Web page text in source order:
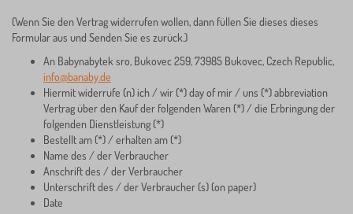
(Wenn Sie den Vertrag widerrufen wollen, dann füllen Sie dieses dieses
Formular aus und Senden Sie es zurück.)
An Babynabytek sro, Bukovec 259, 73985 Bukovec, Czech Republic,
info@banaby.de
Hiermit widerrufe (n) ich / wir (*) day of mir / uns (*) abbreviation
Vertrag über den Kauf der folgenden Waren (*) / die Erbringung der
folgenden Dienstleistung (*)
Bestellt am (*) / erhalten am (*)
Name des / der Verbraucher
Anschrift des / der Verbraucher
Unterschrift des / der Verbraucher (s) (on paper)
Date